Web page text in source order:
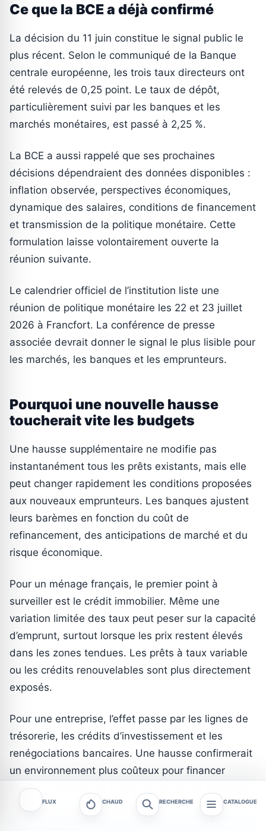
Ce que la BCE a déjà confirmé
La décision du 11 juin constitue le signal public le
plus récent. Selon le communiqué de la Banque
centrale européenne, les trois taux directeurs ont
été relevés de 0,25 point. Le taux de dépôt,
particulièrement suivi par les banques et les
marchés monétaires, est passé à 2,25 %.
La BCE a aussi rappelé que ses prochaines
décisions dépendraient des données disponibles :
inflation observée, perspectives économiques,
dynamique des salaires, conditions de financement
et transmission de la politique monétaire. Cette
formulation laisse volontairement ouverte la
réunion suivante.
Le calendrier officiel de l’institution liste une
réunion de politique monétaire les 22 et 23 juillet
2026 à Francfort. La conférence de presse
associée devrait donner le signal le plus lisible pour
les marchés, les banques et les emprunteurs.
Pourquoi une nouvelle hausse
toucherait vite les budgets
Une hausse supplémentaire ne modifie pas
instantanément tous les prêts existants, mais elle
peut changer rapidement les conditions proposées
aux nouveaux emprunteurs. Les banques ajustent
leurs barèmes en fonction du coût de
refinancement, des anticipations de marché et du
risque économique.
Pour un ménage français, le premier point à
surveiller est le crédit immobilier. Même une
variation limitée des taux peut peser sur la capacité
d’emprunt, surtout lorsque les prix restent élevés
dans les zones tendues. Les prêts à taux variable
ou les crédits renouvelables sont plus directement
exposés.
Pour une entreprise, l’effet passe par les lignes de
trésorerie, les crédits d’investissement et les
renégociations bancaires. Une hausse confirmerait
un environnement plus coûteux pour financer
stocks, machines ou besoin en fonds de roulement.
FLUX CHAUD RECHERCHE CATALOGUE